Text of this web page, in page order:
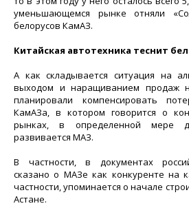
уменьшающемся рынке отняли
белорусов КамАЗ.
Китайская автотехника теснит
А как складывается ситуация на
выходом и наращиванием продаж
планировали компенсировать
КамАЗа, в котором говорится о
рынках, в определенной мере
развивается МАЗ.
В частности, в документах
сказано о МАЗе как конкуренте на
частности, упоминается о начале
Астане.